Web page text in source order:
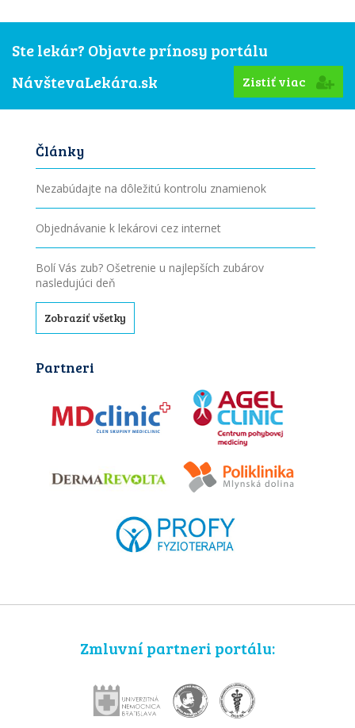
Ste lekár? Objavte prínosy portálu
NávštevaLekára.sk
Zistiť viac
Články
Nezabúdajte na dôležitú kontrolu znamienok
Objednávanie k lekárovi cez internet
Bolí Vás zub? Ošetrenie u najlepších zubárov
nasledujúci deň
Zobraziť všetky
Partneri
Zmluvní partneri portálu: